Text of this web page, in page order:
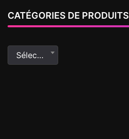
CATÉGORIES DE PRODUITS
Sélectionner une catégorie